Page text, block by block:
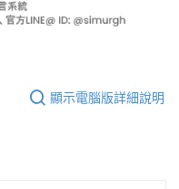
顯示電腦版詳細說明